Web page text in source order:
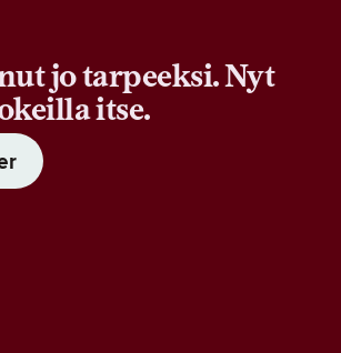
jo tarpeeksi. Nyt
itse.